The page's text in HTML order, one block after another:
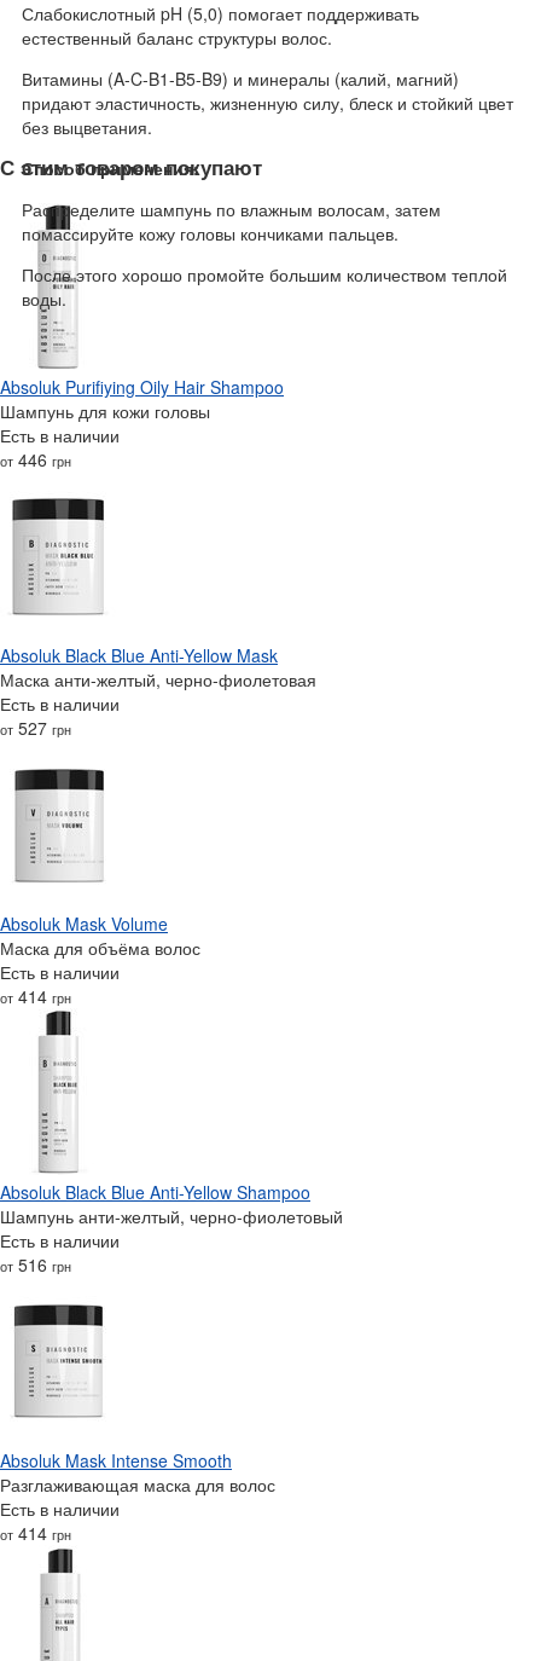
Слабокислотный pH (5,0) помогает поддерживать
естественный баланс структуры волос.
Витамины (A-C-B1-B5-B9) и минералы (калий, магний)
придают эластичность, жизненную силу, блеск и стойкий цвет
без выцветания.
Способ применения:
Распределите шампунь по влажным волосам, затем
помассируйте кожу головы кончиками пальцев.
После этого хорошо промойте большим количеством теплой
воды.
С этим товаром покупают
Absoluk Purifiying Oily Hair Shampoo
Шампунь для кожи головы
Есть в наличии
от 446 грн
Absoluk Black Blue Anti-Yellow Mask
Маска анти-желтый, черно-фиолетовая
Есть в наличии
от 527 грн
Absoluk Mask Volume
Маска для объёма волос
Есть в наличии
от 414 грн
Absoluk Black Blue Anti-Yellow Shampoo
Шампунь анти-желтый, черно-фиолетовый
Есть в наличии
от 516 грн
Absoluk Mask Intense Smooth
Разглаживающая маска для волос
Есть в наличии
от 414 грн